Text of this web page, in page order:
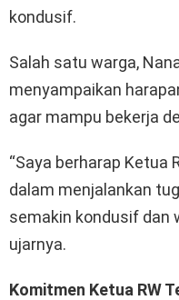
kondusif.
Salah satu warga,
menyampaikan
agar mampu bekerja
“Saya berharap Ketua
dalam menjalankan
semakin kondusif dan
ujarnya.
Komitmen Ketua RW